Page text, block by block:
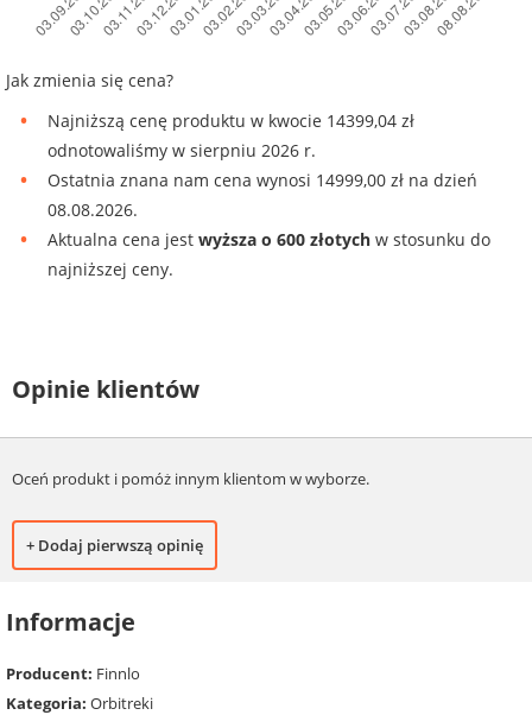
Jak zmienia się cena?
Najniższą cenę produktu w kwocie 14399,04 zł
odnotowaliśmy w sierpniu 2026 r.
Ostatnia znana nam cena wynosi 14999,00 zł na dzień
08.08.2026.
Aktualna cena jest wyższa o 600 złotych w stosunku do
najniższej ceny.
Opinie klientów
Oceń produkt i pomóż innym klientom w wyborze.
+ Dodaj pierwszą opinię
Informacje
Producent: Finnlo
Kategoria: Orbitreki